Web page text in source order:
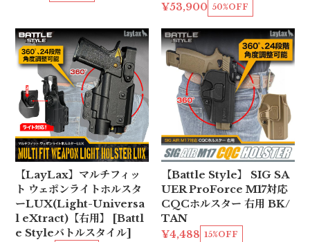
¥53,900 50%OFF
【LayLax】マルチフィッ
ト ウェポンライトホルスタ
ーLUX(Light-Universa
l eXtract)【右用】 [Battl
e Styleバトルスタイル]
【Battle Style】 SIG SA
UER ProForce M17対応
CQCホルスター 右用 BK/
TAN
¥4,488 15%OFF